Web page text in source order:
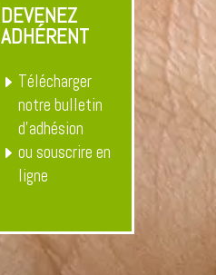
DEVENEZ
ADHÉRENT
Télécharger
notre bulletin
d’adhésion
ou souscrire en
ligne